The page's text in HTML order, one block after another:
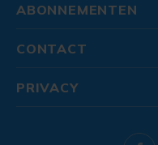
ABONNEMENTEN
CONTACT
PRIVACY